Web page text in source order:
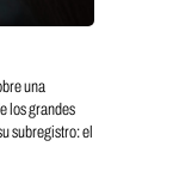
una
los grandes
subregistro: el